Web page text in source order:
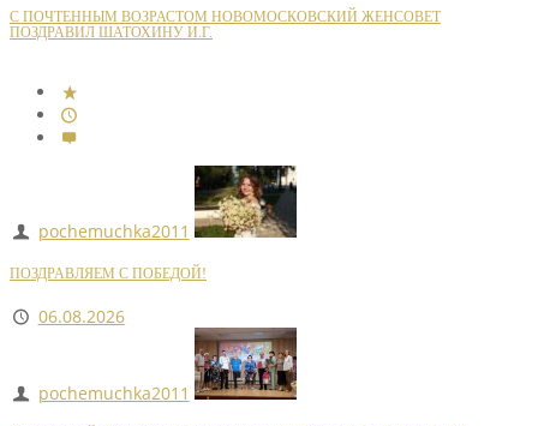
С ПОЧТЕННЫМ ВОЗРАСТОМ НОВОМОСКОВСКИЙ ЖЕНСОВЕТ
ПОЗДРАВИЛ ШАТОХИНУ И.Г.
pochemuchka2011
ПОЗДРАВЛЯЕМ С ПОБЕДОЙ!
06.08.2026
pochemuchka2011